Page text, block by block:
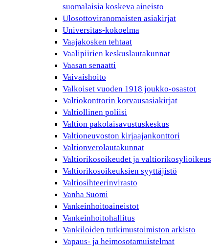
suomalaisia koskeva aineisto
Ulosottoviranomaisten asiakirjat
Universitas-kokoelma
Vaajakosken tehtaat
Vaalipiirien keskuslautakunnat
Vaasan senaatti
Vaivaishoito
Valkoiset vuoden 1918 joukko-osastot
Valtiokonttorin korvausasiakirjat
Valtiollinen poliisi
Valtion pakolaisavustuskeskus
Valtioneuvoston kirjaajankonttori
Valtionverolautakunnat
Valtiorikosoikeudet ja valtiorikosylioikeus
Valtiorikosoikeuksien syyttäjistö
Valtiosihteerinvirasto
Vanha Suomi
Vankeinhoitoaineistot
Vankeinhoitohallitus
Vankiloiden tutkimustoimiston arkisto
Vapaus- ja heimosotamuistelmat